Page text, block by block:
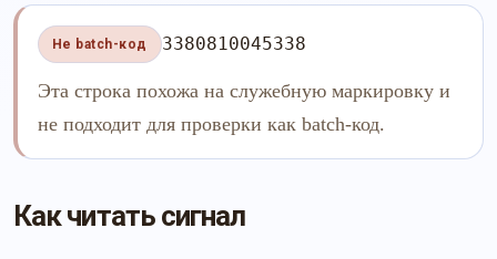
Не batch-код 3380810045338
Эта строка похожа на служебную маркировку и
не подходит для проверки как batch-код.
Как читать сигнал